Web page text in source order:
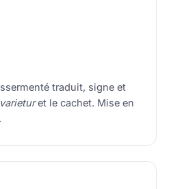
traduit, signe et
et le cachet. Mise en